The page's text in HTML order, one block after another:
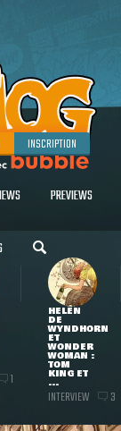
INSCRIPTION
PREVIEWS
1
HELEN
DE
WYNDHORN
ET
WONDER
WOMAN :
TOM
KING ET
...
INTERVIEW 3